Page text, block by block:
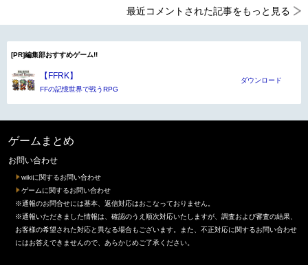
最近コメントされた記事をもっと見る
[PR]編集部おすすめゲーム!!
【FFRK】
FFの記憶世界で戦うRPG
ダウンロード
ゲームまとめ
お問い合わせ
wikiに関するお問い合わせ
ゲームに関するお問い合わせ
※通報のお問合せには基本、返信対応はおこなっておりません。
※通報いただきました情報は、確認のうえ順次対応いたしますが、調査および審査の結果、
お客様の希望された対応と異なる場合もございます。また、不正対応に関するお問い合わせ
にはお答えできませんので、あらかじめご了承ください。